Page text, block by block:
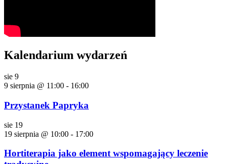
Kalendarium wydarzeń
sie 9
9 sierpnia @ 11:00 - 16:00
Przystanek Papryka
sie 19
19 sierpnia @ 10:00 - 17:00
Hortiterapia jako element wspomagający leczenie